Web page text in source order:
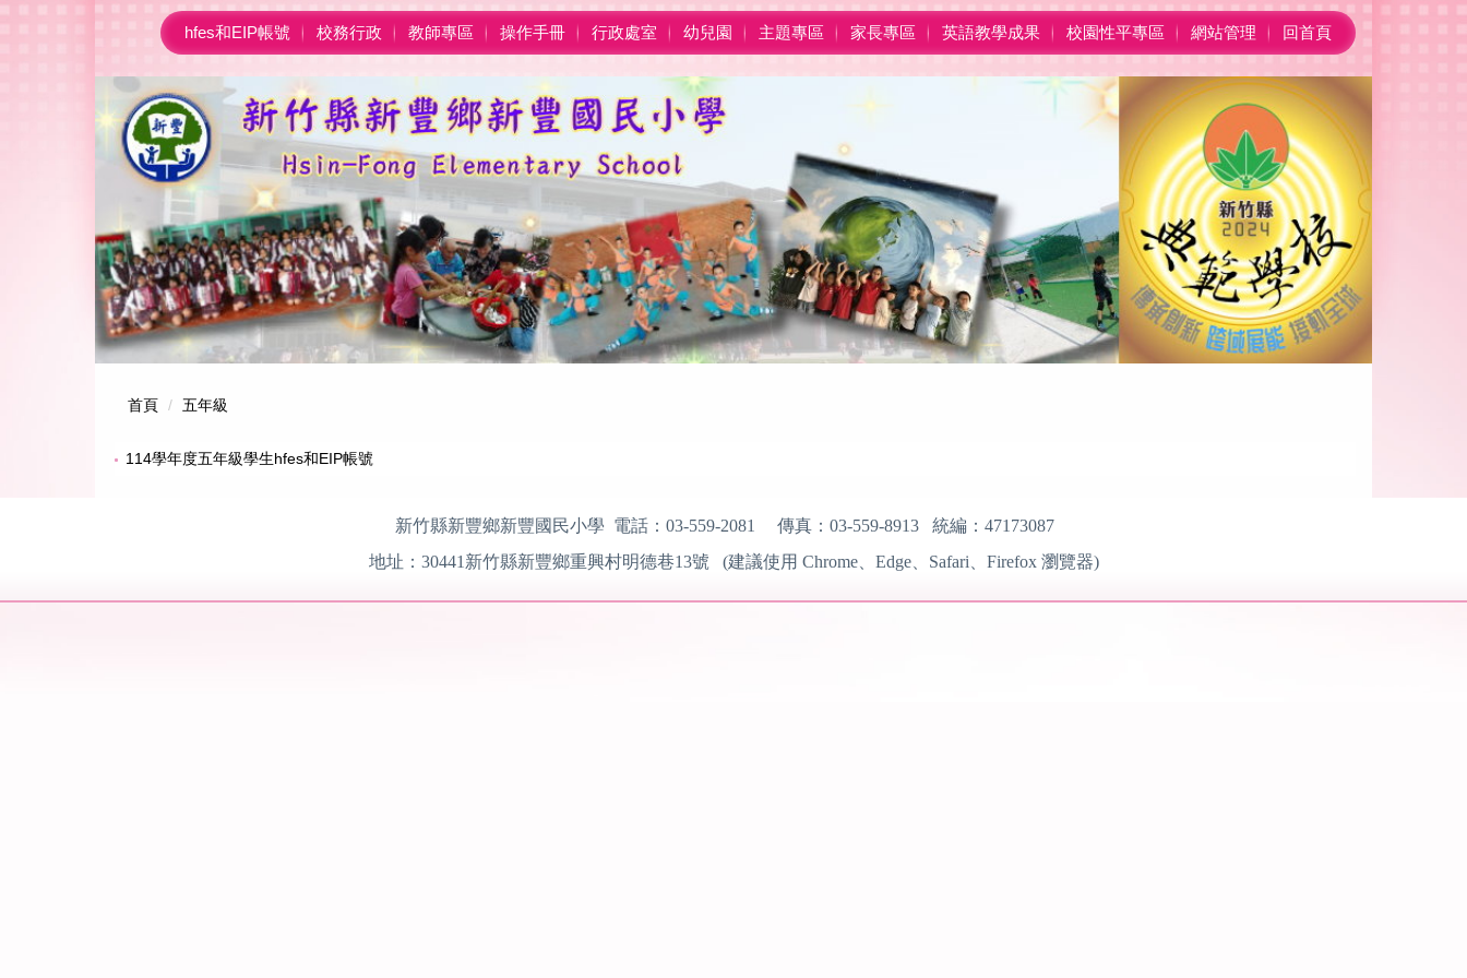
hfes和EIP帳號 校務行政 教師專區 操作手冊 行政處室 幼兒園 主題專區 家長專區 英語教學成果 校園性平專區 網站管理 回首頁
首頁 五年級
114學年度五年級學生hfes和EIP帳號
新竹縣新豐鄉新豐國民小學 電話： 03-559-2081 傳真： 03-559-8913 統編： 47173087
地址： 30441 新竹縣新豐鄉重興村明德巷13號 (建議使用 Chrome、Edge、Safari、Firefox瀏覽器)